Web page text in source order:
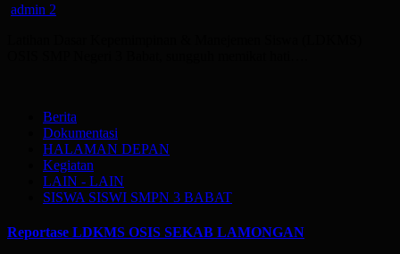
admin 2
Berita
Dokumentasi
HALAMAN DEPAN
Kegiatan
LAIN - LAIN
SISWA SISWI SMPN 3 BABAT
Reportase LDKMS OSIS SEKAB LAMONGAN